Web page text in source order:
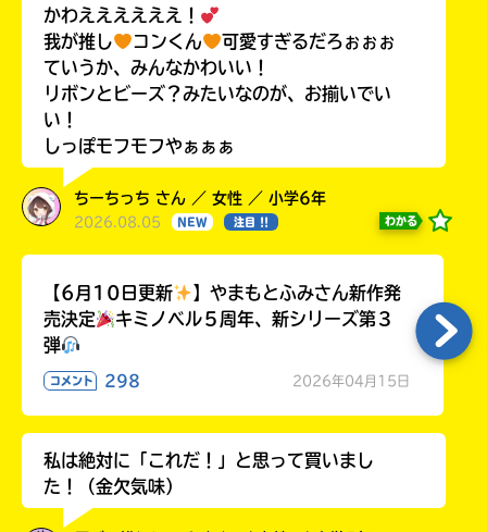
かわええええええ！
我が推し
コンくん
可愛すぎるだろぉぉぉ
ていうか、みんなかわいい！
リボンとビーズ？みたいなのが、お揃いでい
い！
しっぽモフモフやぁぁぁ
ちーちっち さん ／ 女性 ／ 小学6年
2026.08.05 NEW 注目 !! わかる
【6月10日更新
】やまもとふみさん新作発
売決定
キミノベル５周年、新シリーズ第３
弾
コメント 298 2026年04月15日
私は絶対に「これだ！」と思って買いまし
た！（金欠気味）